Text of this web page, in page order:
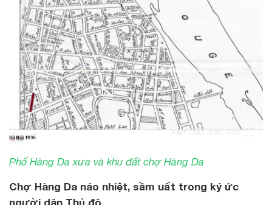
Xem toàn màn hình
Phố Hàng Da xưa và khu đất chợ Hàng Da
Chợ Hàng Da náo nhiệt, sầm uất trong ký ức
người dân Thủ đô